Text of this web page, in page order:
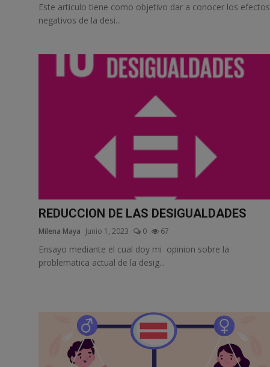
Español
Este articulo tiene como objetivo dar a conocer los efectos
negativos de la desi...
REDUCCION DE LAS DESIGUALDADES
Milena Maya Junio 1, 2023 0 67
Ensayo mediante el cual doy mi opinion sobre la
problematica actual de la desig...